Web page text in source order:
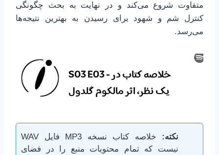
متفاوت شروع می‌کند و در نهایت به بحث چگونگی
کنترل شم و شهود برای رسیدن به بهترین نتیجه‌ها
می‌رسد.
نکته:
خلاصه کتاب نسخه MP3 فایل WAV
نیست که تمام محتویات منبع را در فضای